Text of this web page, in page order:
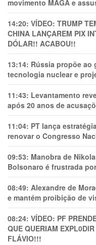
movimento MAGA e
14:20: VÍDEO: TRUMP
CHINA LANÇAREM PIX
DÓLAR!! ACABOU!!
13:14: Rússia propõe ao
tecnologia nuclear e
11:43: Levantamento
após 20 anos de
11:04: PT lança
renovar o Congresso
09:53: Manobra de
Bolsonaro é frustrada
08:49: Alexandre de
e mantém proibição de
08:24: VÍDEO: PF
QUE QUERIAM
FLÁVIO!!!